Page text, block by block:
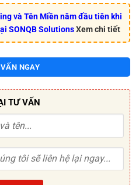
và Tên Miền năm đầu tiên khi
SONQB SolutionsXem chi tiết
NGAY
TƯ VẤN